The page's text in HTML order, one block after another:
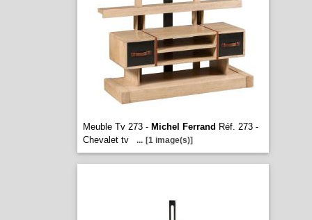
Meuble Tv 273 - Michel Ferrand Réf. 273 -
Chevalet tv
... [1 image(s)]